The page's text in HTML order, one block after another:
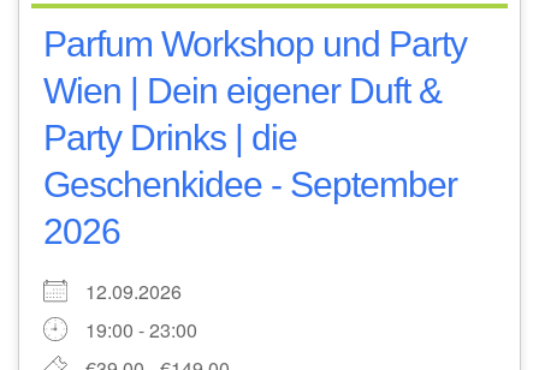
Parfum Workshop und Party
Wien | Dein eigener Duft &
Party Drinks | die
Geschenkidee - September
2026
12.09.2026
19:00 - 23:00